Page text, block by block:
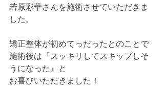
若原彩華さんを施術させていただきま
した。
矯正整体が初めてっだったとのことで
施術後は『スッキリしてスキップしそ
うになった』と
お喜びいただきました！